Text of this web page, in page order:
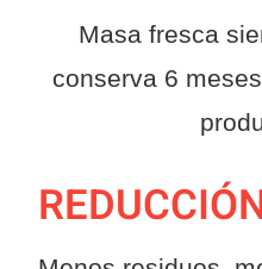
Masa fresca
conserva 6